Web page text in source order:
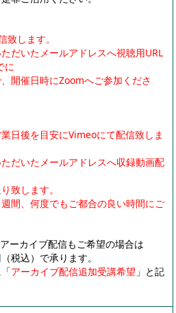
致します。
だいたメールアドレスへ視聴用URL
に
催日時にZoomへご参加くださ
日後を目安にVimeoにて配信致しま
だいたメールアドレスへ収録動画配
します。
間、何度でもご都合の良い時間にご
ーカイブ配信もご希望の場合は
税込）で承ります。
アーカイブ配信追加受講希望 」と記